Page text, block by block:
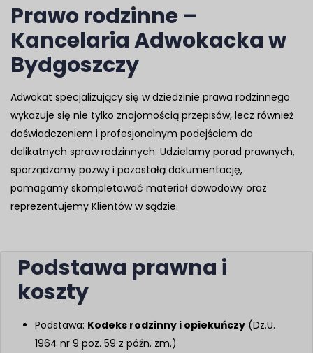
Prawo rodzinne –
Kancelaria Adwokacka w
Bydgoszczy
Adwokat specjalizujący się w dziedzinie prawa rodzinnego
wykazuje się nie tylko znajomością przepisów, lecz również
doświadczeniem i profesjonalnym podejściem do
delikatnych spraw rodzinnych. Udzielamy porad prawnych,
sporządzamy pozwy i pozostałą dokumentację,
pomagamy skompletować materiał dowodowy oraz
reprezentujemy Klientów w sądzie.
Podstawa prawna i
koszty
Podstawa: Kodeks rodzinny i opiekuńczy (Dz.U.
1964 nr 9 poz. 59 z późn. zm.)